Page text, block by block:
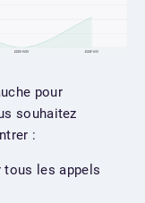
pour
souhaitez
:
les appels